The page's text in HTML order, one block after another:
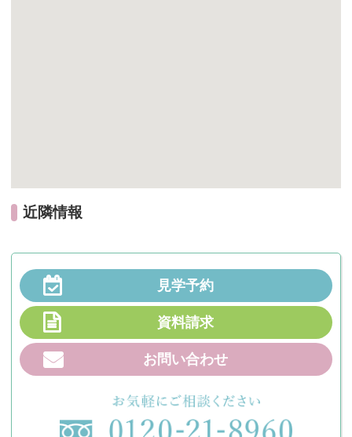
近隣情報
見学予約
資料請求
お問い合わせ